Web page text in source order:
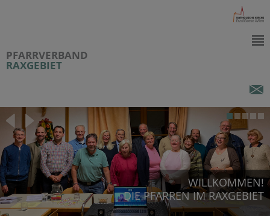
PFARRVERBAND
RAXGEBIET
WILLKOMMEN!
DIE PFARREN IM RAXGEBIET